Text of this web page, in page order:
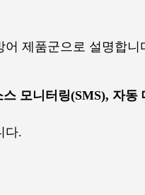
어 제품군으로 설명합니
모니터링(SMS), 자동
다.